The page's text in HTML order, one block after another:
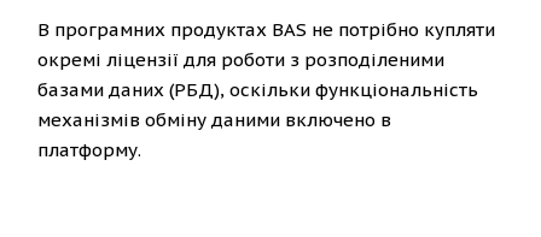
В програмних продуктах BAS не потрібно купляти
окремі ліцензії для роботи з розподіленими
базами даних (РБД), оскільки функціональність
механізмів обміну даними включено в
платформу.